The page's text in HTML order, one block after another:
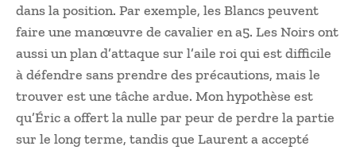
dans la position. Par exemple, les Blancs peuvent
faire une manœuvre de cavalier en a5. Les Noirs ont
aussi un plan d’attaque sur l’aile roi qui est difficile
à défendre sans prendre des précautions, mais le
trouver est une tâche ardue. Mon hypothèse est
qu’Éric a offert la nulle par peur de perdre la partie
sur le long terme, tandis que Laurent a accepté